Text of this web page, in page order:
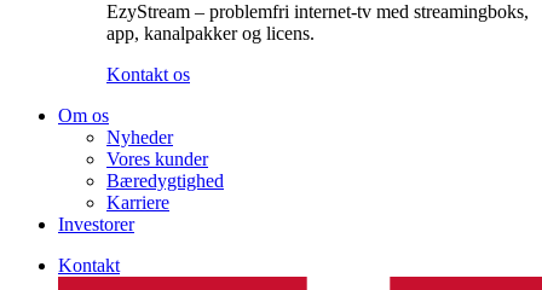
EzyStream – problemfri internet-tv med streamingboks,
app, kanalpakker og licens.
Kontakt os
Om os
Nyheder
Vores kunder
Bæredygtighed
Karriere
Investorer
Kontakt